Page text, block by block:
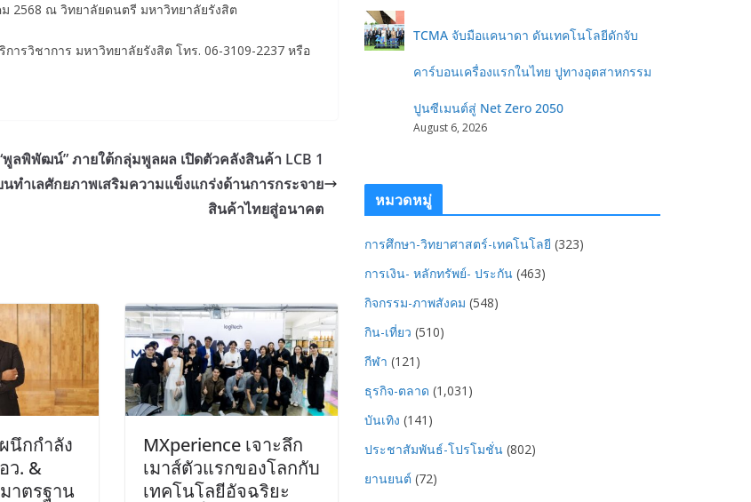
2568 ณ วิทยาลัยดนตรี มหาวิทยาลัยรังสิต
รวิชาการ มหาวิทยาลัยรังสิต โทร. 06-3109-2237 หรือ
พูลพิพัฒน์” ภายใต้กลุ่มพูลผล เปิดตัวคลังสินค้า LCB 1
ทำเลศักยภาพเสริมความแข็งแกร่งด้านการกระจาย
สินค้าไทยสู่อนาคต
นึกกำลัง
ว. &
าตรฐาน
MXperience เจาะลึก
เมาส์ตัวแรกของโลกกับ
เทคโนโลยีอัจฉริยะ
TCMA จับมือแคนาดา ดันเทคโนโลยีดักจับ
คาร์บอนเครื่องแรกในไทย ปูทางอุตสาหกรรม
ปูนซีเมนต์สู่ Net Zero 2050
August 6, 2026
หมวดหมู่
การศึกษา-วิทยาศาสตร์-เทคโนโลยี (323)
การเงิน- หลักทรัพย์- ประกัน (463)
กิจกรรม-ภาพสังคม (548)
กิน-เที่ยว (510)
กีฬา (121)
ธุรกิจ-ตลาด (1,031)
บันเทิง (141)
ประชาสัมพันธ์-โปรโมชั่น (802)
ยานยนต์ (72)